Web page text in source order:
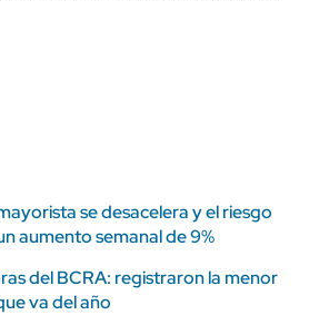
se desacelera y el riesgo
aumento semanal de 9%
del BCRA: registraron la menor
va del año